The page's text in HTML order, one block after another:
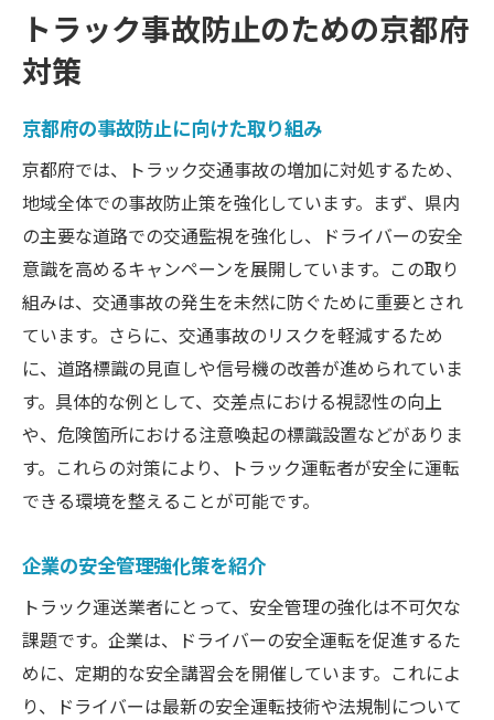
トラック事故防止のための京都府
対策
京都府の事故防止に向けた取り組み
京都府では、トラック交通事故の増加に対処するため、
地域全体での事故防止策を強化しています。まず、県内
の主要な道路での交通監視を強化し、ドライバーの安全
意識を高めるキャンペーンを展開しています。この取り
組みは、交通事故の発生を未然に防ぐために重要とされ
ています。さらに、交通事故のリスクを軽減するため
に、道路標識の見直しや信号機の改善が進められていま
す。具体的な例として、交差点における視認性の向上
や、危険箇所における注意喚起の標識設置などがありま
す。これらの対策により、トラック運転者が安全に運転
できる環境を整えることが可能です。
企業の安全管理強化策を紹介
トラック運送業者にとって、安全管理の強化は不可欠な
課題です。企業は、ドライバーの安全運転を促進するた
めに、定期的な安全講習会を開催しています。これによ
り、ドライバーは最新の安全運転技術や法規制について